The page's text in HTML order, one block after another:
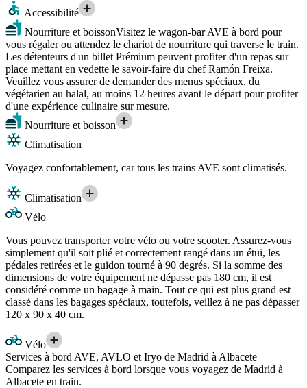
Accessibilité
Nourriture et boissonVisitez le wagon-bar AVE à bord pour
vous régaler ou attendez le chariot de nourriture qui traverse le train.
Les détenteurs d'un billet Prémium peuvent profiter d'un repas sur
place mettant en vedette le savoir-faire du chef Ramón Freixa.
Veuillez vous assurer de demander des menus spéciaux, du
végétarien au halal, au moins 12 heures avant le départ pour profiter
d'une expérience culinaire sur mesure.
Nourriture et boisson
Climatisation
Voyagez confortablement, car tous les trains AVE sont climatisés.
Climatisation
Vélo
Vous pouvez transporter votre vélo ou votre scooter. Assurez-vous
simplement qu'il soit plié et correctement rangé dans un étui, les
pédales retirées et le guidon tourné à 90 degrés. Si la somme des
dimensions de votre équipement ne dépasse pas 180 cm, il est
considéré comme un bagage à main. Tout ce qui est plus grand est
classé dans les bagages spéciaux, toutefois, veillez à ne pas dépasser
120 x 90 x 40 cm.
Vélo
Services à bord AVE, AVLO et Iryo de Madrid à Albacete
Comparez les services à bord lorsque vous voyagez de Madrid à
Albacete en train.